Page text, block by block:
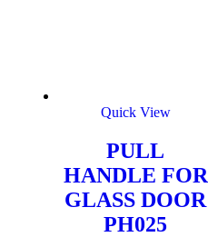
Quick View
PULL
HANDLE FOR
GLASS DOOR
PH025